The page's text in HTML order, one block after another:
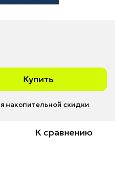
Купить
накопительной скидки
К сравнению